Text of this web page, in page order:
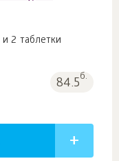
2 таблетки
84.5б.